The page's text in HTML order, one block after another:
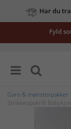
Har du
Fyld
Garn & mønsterpakker
Strikkeopskrift